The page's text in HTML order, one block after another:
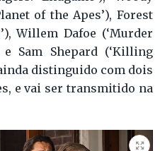
of the Apes’), Forest
Willem Dafoe (‘Murder
Sam Shepard (‘Killing
distinguido com dois
e vai ser transmitido na